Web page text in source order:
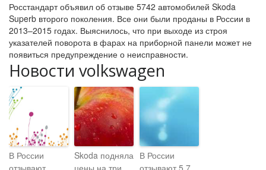
Росстандарт объявил об отзыве 5742 автомобилей Skoda
Superb второго поколения. Все они были проданы в России в
2013–2015 годах. Выяснилось, что при выходе из строя
указателей поворота в фарах на приборной панели может не
появиться предупреждение о неисправности.
Новости volkswagen
В России
отзывают
Skoda подняла
цены на три
В России
отзывают 5,7